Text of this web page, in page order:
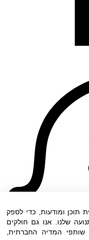
תוכן ומודעות, כדי לספק
שלנו. אנו גם חולקים
המדיה החברתית,